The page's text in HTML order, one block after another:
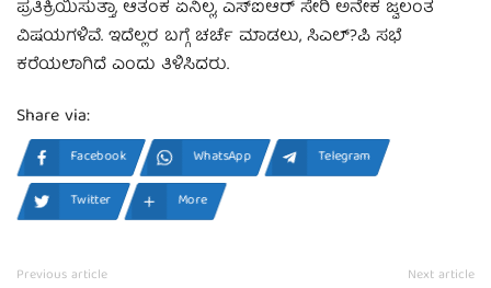
ಪ್ರತಿಕ್ರಿಯಿಸುತ್ತಾ, ಆತಂಕ ಏನಿಲ್ಲ, ಎಸ್‌ಐಆರ್ ಸೇರಿ ಅನೇಕ ಜ್ವಲಂತ
ವಿಷಯಗಳಿವೆ. ಇದೆಲ್ಲರ ಬಗ್ಗೆ ಚರ್ಚೆ ಮಾಡಲು, ಸಿಎಲ್?ಪಿ ಸಭೆ
ಕರೆಯಲಾಗಿದೆ ಎಂದು ತಿಳಿಸಿದರು.
Share via:
Facebook WhatsApp
Telegram
Twitter
More
Previous article Next article